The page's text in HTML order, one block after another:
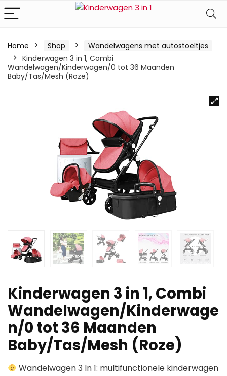
Home Shop
Wandelwagens met autostoeltjes
Kinderwagen 3 in 1, Combi
Wandelwagen/Kinderwagen/0 tot 36 Maanden
Baby/Tas/Mesh (Roze)
Kinderwagen 3 in 1, Combi
Wandelwagen/Kinderwage
n/0 tot 36 Maanden
Baby/Tas/Mesh (Roze)
Wandelwagen 3 In 1: multifunctionele kinderwagen